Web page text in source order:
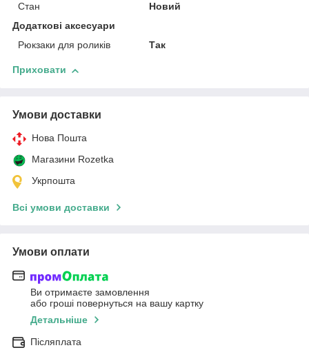
Стан
Новий
Додаткові аксесуари
Рюкзаки для роликів
Так
Приховати
Умови доставки
Нова Пошта
Магазини Rozetka
Укрпошта
Всі умови доставки
Умови оплати
Ви отримаєте замовлення
або гроші повернуться на вашу картку
Детальніше
Післяплата